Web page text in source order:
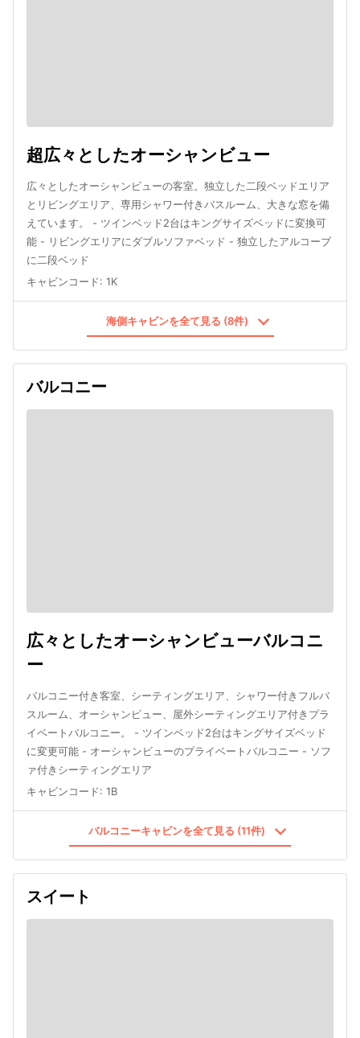
超広々としたオーシャンビュー
広々としたオーシャンビューの客室。独立した二段ベッドエリア
とリビングエリア、専用シャワー付きバスルーム、大きな窓を備
えています。 - ツインベッド2台はキングサイズベッドに変換可
能 - リビングエリアにダブルソファベッド - 独立したアルコーブ
に二段ベッド
キャビンコード: 1K
海側キャビンを全て見る (8件)
バルコニー
広々としたオーシャンビューバルコニ
ー
バルコニー付き客室、シーティングエリア、シャワー付きフルバ
スルーム、オーシャンビュー、屋外シーティングエリア付きプラ
イベートバルコニー。 - ツインベッド2台はキングサイズベッド
に変更可能 - オーシャンビューのプライベートバルコニー - ソフ
ァ付きシーティングエリア
キャビンコード: 1B
バルコニーキャビンを全て見る (11件)
スイート